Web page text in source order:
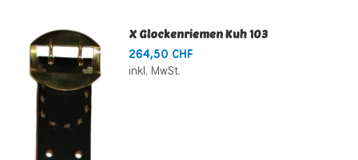
X Glockenriemen Kuh 103
264,50 CHF
inkl. MwSt.